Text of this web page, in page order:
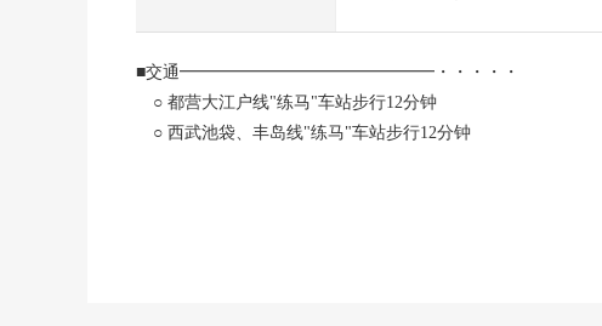
■交通━━━━━━━━━━━━━━━・・・・・
○ 都营大江户线"练马"车站步行12分钟
○ 西武池袋、丰岛线"练马"车站步行12分钟